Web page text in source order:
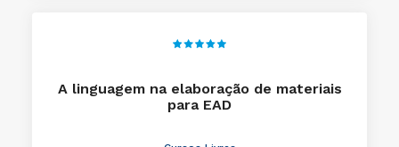
A linguagem na elaboração de materiais
para EAD